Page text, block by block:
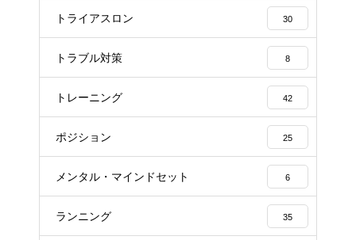
トライアスロン 30
トラブル対策 8
トレーニング 42
ポジション 25
メンタル・マインドセット 6
ランニング 35